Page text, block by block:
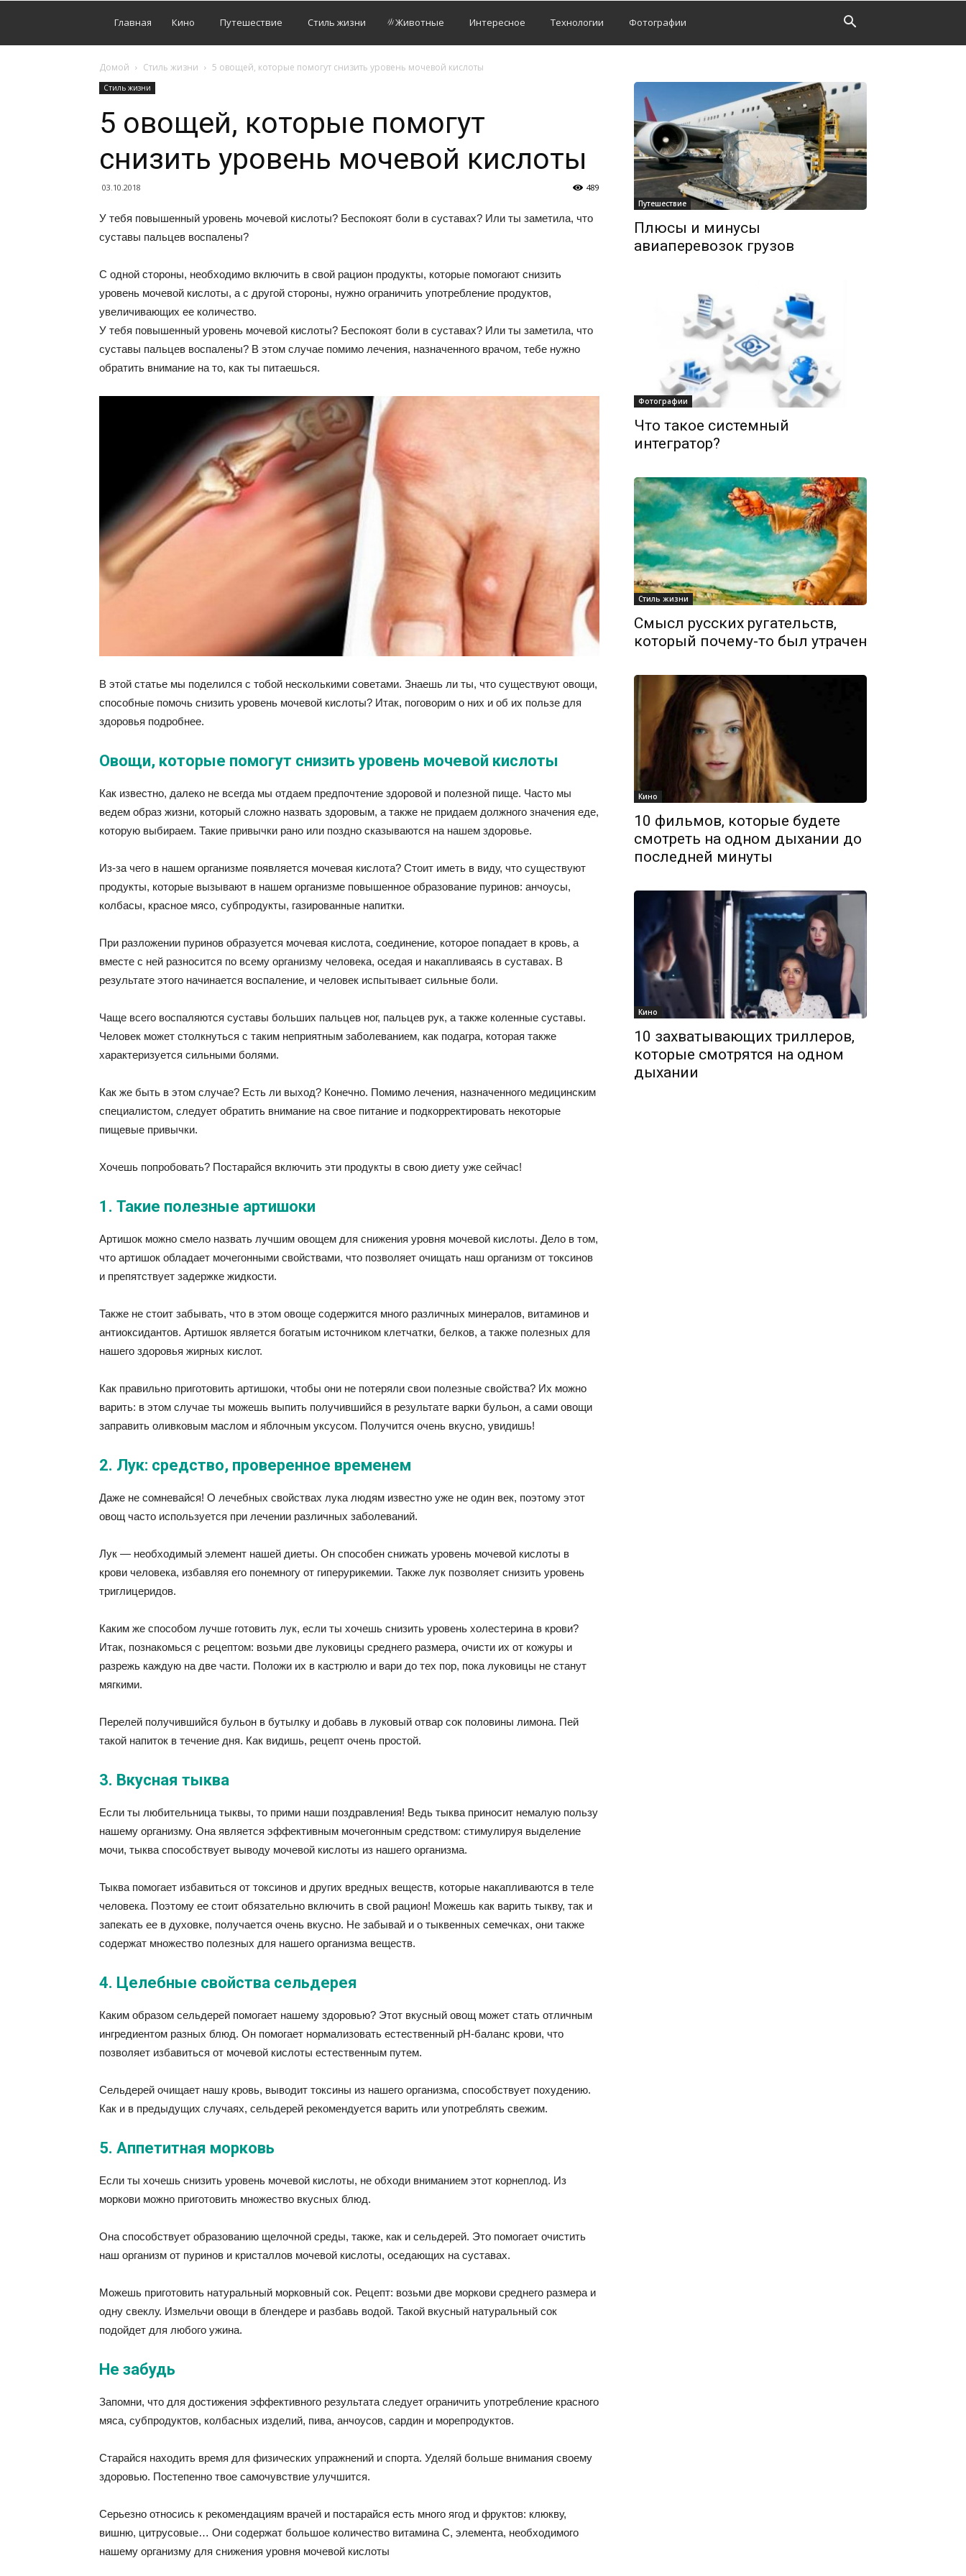
Главная Кино Путешествие Стиль жизни Животные Интересное Технологии Фотографии
Домой Стиль жизни 5 овощей, которые помогут снизить уровень мочевой кислоты
Стиль жизни
5 овощей, которые помогут
снизить уровень мочевой кислоты
03.10.2018 489
У тебя повышенный уровень мочевой кислоты? Беспокоят боли в суставах? Или ты заметила, что
суставы пальцев воспалены?
С одной стороны, необходимо включить в свой рацион продукты, которые помогают снизить
уровень мочевой кислоты, а с другой стороны, нужно ограничить употребление продуктов,
увеличивающих ее количество.
У тебя повышенный уровень мочевой кислоты? Беспокоят боли в суставах? Или ты заметила, что
суставы пальцев воспалены? В этом случае помимо лечения, назначенного врачом, тебе нужно
обратить внимание на то, как ты питаешься.
В этой статье мы поделился с тобой несколькими советами. Знаешь ли ты, что существуют овощи,
способные помочь снизить уровень мочевой кислоты? Итак, поговорим о них и об их пользе для
здоровья подробнее.
Овощи, которые помогут снизить уровень мочевой кислоты
Как известно, далеко не всегда мы отдаем предпочтение здоровой и полезной пище. Часто мы
ведем образ жизни, который сложно назвать здоровым, а также не придаем должного значения еде,
которую выбираем. Такие привычки рано или поздно сказываются на нашем здоровье.
Из-за чего в нашем организме появляется мочевая кислота? Стоит иметь в виду, что существуют
продукты, которые вызывают в нашем организме повышенное образование пуринов: анчоусы,
колбасы, красное мясо, субпродукты, газированные напитки.
При разложении пуринов образуется мочевая кислота, соединение, которое попадает в кровь, а
вместе с ней разносится по всему организму человека, оседая и накапливаясь в суставах. В
результате этого начинается воспаление, и человек испытывает сильные боли.
Чаще всего воспаляются суставы больших пальцев ног, пальцев рук, а также коленные суставы.
Человек может столкнуться с таким неприятным заболеванием, как подагра, которая также
характеризуется сильными болями.
Как же быть в этом случае? Есть ли выход? Конечно. Помимо лечения, назначенного медицинским
специалистом, следует обратить внимание на свое питание и подкорректировать некоторые
пищевые привычки.
Хочешь попробовать? Постарайся включить эти продукты в свою диету уже сейчас!
1. Такие полезные артишоки
Артишок можно смело назвать лучшим овощем для снижения уровня мочевой кислоты. Дело в том,
что артишок обладает мочегонными свойствами, что позволяет очищать наш организм от токсинов
и препятствует задержке жидкости.
Также не стоит забывать, что в этом овоще содержится много различных минералов, витаминов и
антиоксидантов. Артишок является богатым источником клетчатки, белков, а также полезных для
нашего здоровья жирных кислот.
Как правильно приготовить артишоки, чтобы они не потеряли свои полезные свойства? Их можно
варить: в этом случае ты можешь выпить получившийся в результате варки бульон, а сами овощи
заправить оливковым маслом и яблочным уксусом. Получится очень вкусно, увидишь!
2. Лук: средство, проверенное временем
Даже не сомневайся! О лечебных свойствах лука людям известно уже не один век, поэтому этот
овощ часто используется при лечении различных заболеваний.
Лук — необходимый элемент нашей диеты. Он способен снижать уровень мочевой кислоты в
крови человека, избавляя его понемногу от гиперурикемии. Также лук позволяет снизить уровень
триглицеридов.
Каким же способом лучше готовить лук, если ты хочешь снизить уровень холестерина в крови?
Итак, познакомься с рецептом: возьми две луковицы среднего размера, очисти их от кожуры и
разрежь каждую на две части. Положи их в кастрюлю и вари до тех пор, пока луковицы не станут
мягкими.
Перелей получившийся бульон в бутылку и добавь в луковый отвар сок половины лимона. Пей
такой напиток в течение дня. Как видишь, рецепт очень простой.
3. Вкусная тыква
Если ты любительница тыквы, то прими наши поздравления! Ведь тыква приносит немалую пользу
нашему организму. Она является эффективным мочегонным средством: стимулируя выделение
мочи, тыква способствует выводу мочевой кислоты из нашего организма.
Тыква помогает избавиться от токсинов и других вредных веществ, которые накапливаются в теле
человека. Поэтому ее стоит обязательно включить в свой рацион! Можешь как варить тыкву, так и
запекать ее в духовке, получается очень вкусно. Не забывай и о тыквенных семечках, они также
содержат множество полезных для нашего организма веществ.
4. Целебные свойства сельдерея
Каким образом сельдерей помогает нашему здоровью? Этот вкусный овощ может стать отличным
ингредиентом разных блюд. Он помогает нормализовать естественный рН-баланс крови, что
позволяет избавиться от мочевой кислоты естественным путем.
Сельдерей очищает нашу кровь, выводит токсины из нашего организма, способствует похудению.
Как и в предыдущих случаях, сельдерей рекомендуется варить или употреблять свежим.
5. Аппетитная морковь
Если ты хочешь снизить уровень мочевой кислоты, не обходи вниманием этот корнеплод. Из
моркови можно приготовить множество вкусных блюд.
Она способствует образованию щелочной среды, также, как и сельдерей. Это помогает очистить
наш организм от пуринов и кристаллов мочевой кислоты, оседающих на суставах.
Можешь приготовить натуральный морковный сок. Рецепт: возьми две моркови среднего размера и
одну свеклу. Измельчи овощи в блендере и разбавь водой. Такой вкусный натуральный сок
подойдет для любого ужина.
Не забудь
Запомни, что для достижения эффективного результата следует ограничить употребление красного
мяса, субпродуктов, колбасных изделий, пива, анчоусов, сардин и морепродуктов.
Старайся находить время для физических упражнений и спорта. Уделяй больше внимания своему
здоровью. Постепенно твое самочувствие улучшится.
Серьезно относись к рекомендациям врачей и постарайся есть много ягод и фруктов: клюкву,
вишню, цитрусовые… Они содержат большое количество витамина С, элемента, необходимого
нашему организму для снижения уровня мочевой кислоты
Путешествие
Плюсы и минусы
авиаперевозок грузов
Фотографии
Что такое системный
интегратор?
Стиль жизни
Смысл русских ругательств,
который почему-то был утрачен
Кино
10 фильмов, которые будете
смотреть на одном дыхании до
последней минуты
Кино
10 захватывающих триллеров,
которые смотрятся на одном
дыхании